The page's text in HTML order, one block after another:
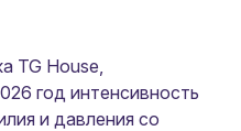
TG House,
год интенсивность
и давления со